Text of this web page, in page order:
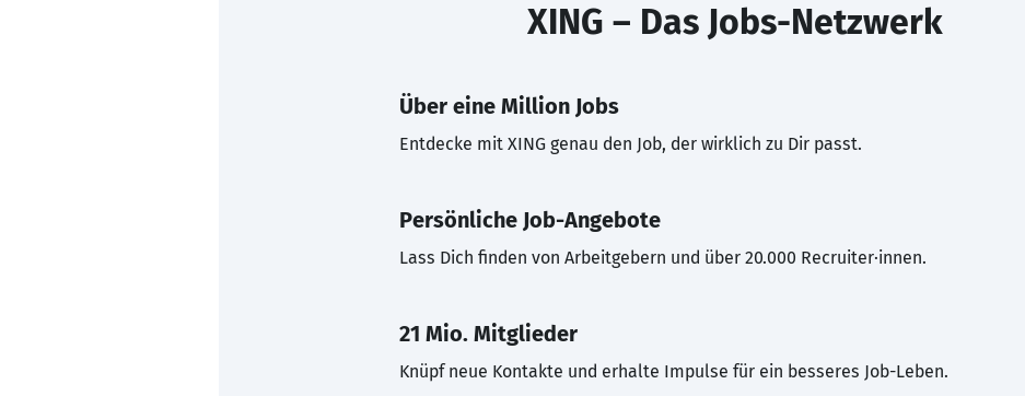
XING – Das Jobs-Netzwerk
Über eine Million Jobs
Entdecke mit XING genau den Job, der wirklich zu Dir passt.
Persönliche Job-Angebote
Lass Dich finden von Arbeitgebern und über 20.000 Recruiter·innen.
21 Mio. Mitglieder
Knüpf neue Kontakte und erhalte Impulse für ein besseres Job-Leben.